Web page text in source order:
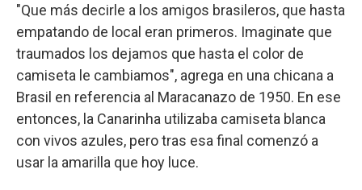
"Que más decirle a los amigos brasileros, que hasta
empatando de local eran primeros. Imaginate que
traumados los dejamos que hasta el color de
camiseta le cambiamos", agrega en una chicana a
Brasil en referencia al Maracanazo de 1950. En ese
entonces, la Canarinha utilizaba camiseta blanca
con vivos azules, pero tras esa final comenzó a
usar la amarilla que hoy luce.